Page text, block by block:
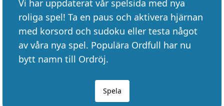
Vi har uppdaterat vår spelsida med nya
roliga spel! Ta en paus och aktivera hjärnan
med korsord och sudoku eller testa något
av våra nya spel. Populära Ordfull har nu
bytt namn till Ordröj.
Spela